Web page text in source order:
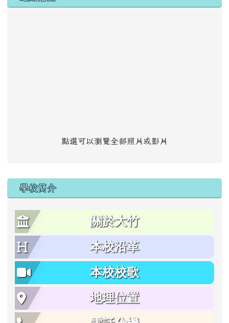
點選可以瀏覽全部照片或影片
學校簡介
關於大竹
本校沿革
本校校歌
地理位置